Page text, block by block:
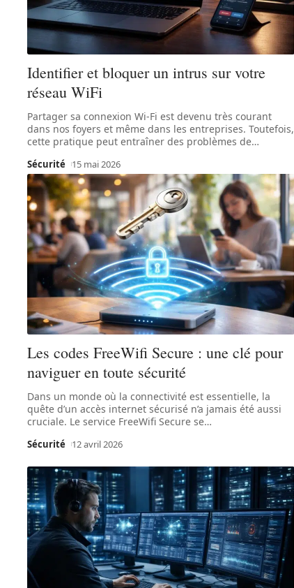
Identifier et bloquer un intrus sur votre
réseau WiFi
Partager sa connexion Wi-Fi est devenu très courant
dans nos foyers et même dans les entreprises. Toutefois,
cette pratique peut entraîner des problèmes de…
Sécurité 15 mai 2026
Les codes FreeWifi Secure : une clé pour
naviguer en toute sécurité
Dans un monde où la connectivité est essentielle, la
quête d’un accès internet sécurisé n’a jamais été aussi
cruciale. Le service FreeWifi Secure se…
Sécurité 12 avril 2026